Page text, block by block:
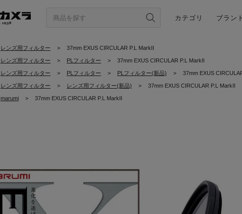
カテゴリ ブラン
レンズ用フィルター > 37mm EXUS CIRCULAR P.L MarkII
レンズ用フィルター > PLフィルター > 37mm EXUS CIRCULAR P.L MarkII
レンズ用フィルター > PLフィルター > PLフィルター(新品) > 37mm EXUS
レンズ用フィルター > レンズ用フィルター(新品) > 37mm EXUS CIRCULAR P.L MarkII
marumi >
37mm EXUS CIRCULAR P.L MarkII